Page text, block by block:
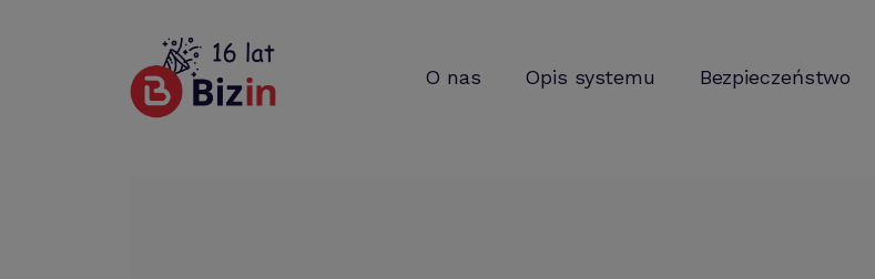
O nas Opis systemu Bezpieczeństwo